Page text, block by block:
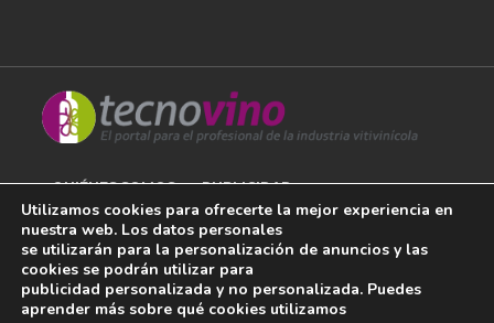
QUIÉNES SOMOS PUBLICIDAD
AVISO LEGAL
POLÍTICA DE COOKIES
POLÍTICA DE PRIVACIDAD
Utilizamos cookies para ofrecerte la mejor experiencia en
nuestra web. Los datos personales
se utilizarán para la personalización de anuncios y las
cookies se podrán utilizar para
publicidad personalizada y no personalizada. Puedes
aprender más sobre qué cookies utilizamos